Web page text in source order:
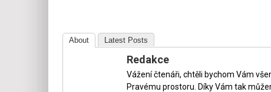
About Latest Posts
Redakce
Vážení čtenáři, chtěli bychom Vám
Pravému prostoru. Díky Vám tak